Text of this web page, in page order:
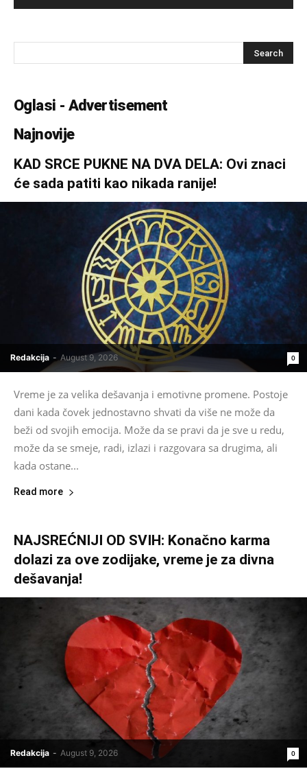
Oglasi - Advertisement
Najnovije
KAD SRCE PUKNE NA DVA DELA: Ovi znaci
će sada patiti kao nikada ranije!
Redakcija - August 9, 2026 0
Vreme je za velika dešavanja i emotivne promene. Postoje
dani kada čovek jednostavno shvati da više ne može da
beži od svojih emocija. Može da se pravi da je sve u redu,
može da se smeje, radi, izlazi i razgovara sa drugima, ali
kada ostane...
Read more
NAJSREĆNIJI OD SVIH: Konačno karma
dolazi za ove zodijake, vreme je za divna
dešavanja!
Redakcija - August 9, 2026 0